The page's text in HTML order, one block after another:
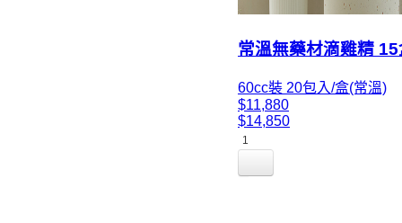
常溫無藥材滴雞精
60cc裝 20包入/盒(常溫)
$11,880
$14,850
1